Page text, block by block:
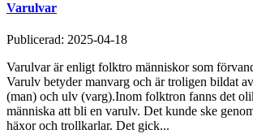
Varulvar
Publicerad: 2025-04-18
Varulvar är enligt folktro människor som
Varulv betyder manvarg och är troligen bildat
(man) och ulv (varg).Inom folktron fanns det
människa att bli en varulv. Det kunde ske
häxor och trollkarlar. Det gick...